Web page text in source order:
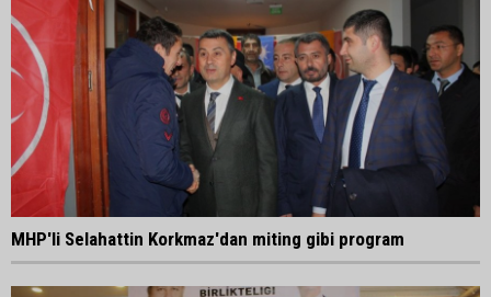
MHP'li Selahattin Korkmaz'dan miting gibi program